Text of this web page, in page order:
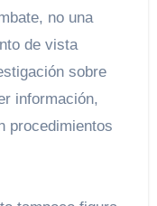
no una
de vista
sobre
información,
procedimientos